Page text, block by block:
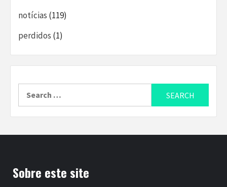
notícias (119)
perdidos (1)
Sobre este site